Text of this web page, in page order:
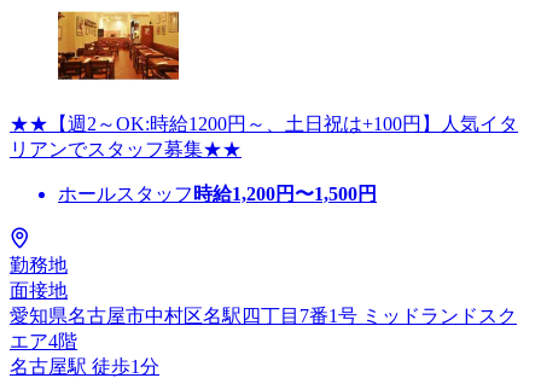
★★【週2～OK:時給1200円～、土日祝は+100円】人気イタ
リアンでスタッフ募集★★
ホールスタッフ 時給1,200円〜1,500円
勤務地
面接地
愛知県名古屋市中村区名駅四丁目7番1号 ミッドランドスク
エア4階
名古屋駅 徒歩1分